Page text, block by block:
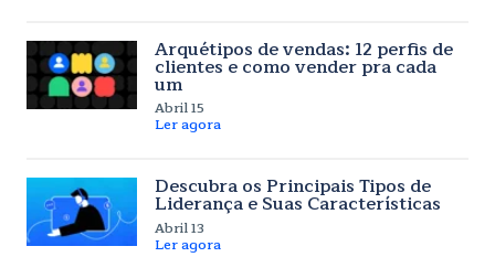
Arquétipos de vendas: 12 perfis de
clientes e como vender pra cada
um
Abril 15
Ler agora
Descubra os Principais Tipos de
Liderança e Suas Características
Abril 13
Ler agora